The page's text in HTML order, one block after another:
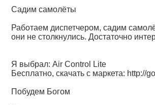
Садим самолёты
Работаем диспетчером, садим
они не столкнулись. Достаточно
Я выбрал: Air Control Lite
Бесплатно, скачать с маркета: http://
Побудем Богом